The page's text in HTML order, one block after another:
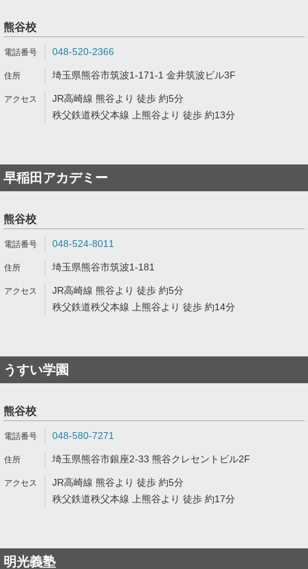
熊谷校
048-520-2366
埼玉県熊谷市筑波1-171-1 金井筑波ビル3F
JR高崎線 熊谷より 徒歩 約5分
秩父鉄道秩父本線 上熊谷より 徒歩 約13分
早稲田アカデミー
熊谷校
048-524-8011
埼玉県熊谷市筑波1-181
JR高崎線 熊谷より 徒歩 約5分
秩父鉄道秩父本線 上熊谷より 徒歩 約14分
うすい学園
熊谷校
048-580-7271
埼玉県熊谷市銀座2-33 熊谷クレセントビル2F
JR高崎線 熊谷より 徒歩 約5分
秩父鉄道秩父本線 上熊谷より 徒歩 約17分
明光義塾